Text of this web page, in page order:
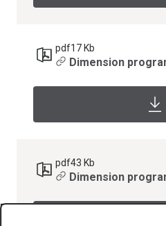
pdf17 Kb
Dimension
pdf43 Kb
Dimension